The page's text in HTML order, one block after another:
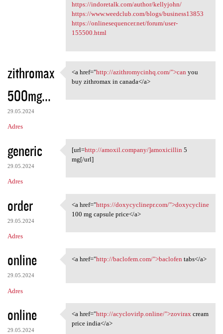
https://indoretalk.com/author/kellyjohn/
https://www.weedclub.com/blogs/business13853
https://onlinesequencer.net/forum/user-
155500.html
zithromax
500mg...
29.05.2024
Adres
<a href="http:/
<a href="http://azithromycinhq.com/">can you
buy zithromax in canada</a>
generic
29.05.2024
Adres
[url=http://amoxil.company/
[url=http://amoxil.company/]amoxicillin 5
mg[/url]
order
29.05.2024
Adres
<a href="https:/
<a href="https://doxycyclinepr.com/">doxycycline
100 mg capsule price</a>
online
29.05.2024
Adres
<a href="http://baclofem.com/
<a href="http://baclofem.com/">baclofen tabs</a>
online
29.05.2024
<a href="http://acyclovirlp
<a href="http://acyclovirlp.online/">zoviraxcream
price india</a>